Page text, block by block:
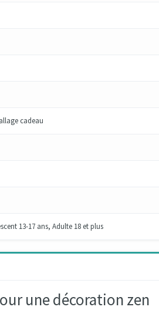
cadeau
13-17 ans, Adulte 18 et plus
une décoration zen